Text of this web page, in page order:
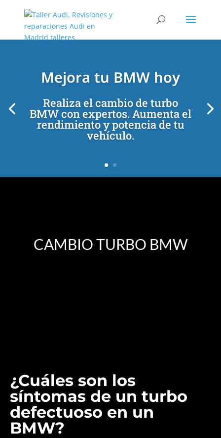
Mejora tu BMW hoy
Realiza el cambio de turbo
BMW con expertos. Aumenta el
rendimiento y potencia de tu
vehículo.
CAMBIO TURBO BMW
¿Cuáles son los
síntomas de un turbo
defectuoso en un
BMW?